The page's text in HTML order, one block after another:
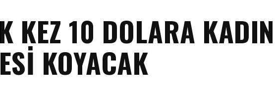
KEZ 10 DOLARA KADIN
KOYACAK